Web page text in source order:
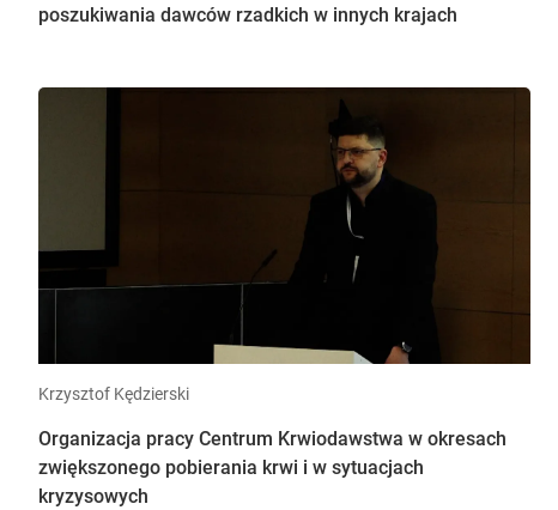
poszukiwania dawców rzadkich w innych krajach
Krzysztof Kędzierski
Organizacja pracy Centrum Krwiodawstwa w okresach
zwiększonego pobierania krwi i w sytuacjach
kryzysowych